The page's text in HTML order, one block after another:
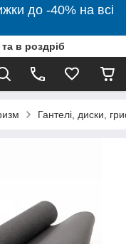
до -40% на всі
в роздріб
Гантелі, диски,